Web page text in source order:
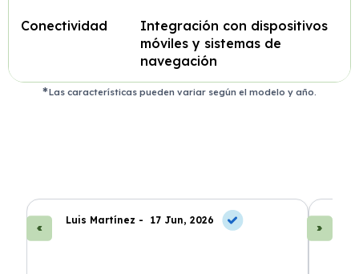
Conectividad
Integración con dispositivos
móviles y sistemas de
navegación
Las características pueden variar según el modelo y año.
Luis Martínez - 17 Jun, 2026